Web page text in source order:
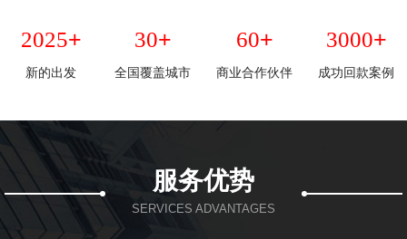
2025+
新的出发
30+
全国覆盖城市
60+
商业合作伙伴
3000+
成功回款案例
服务优势
SERVICES ADVANTAGES